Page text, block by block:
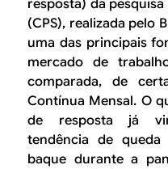
resposta) da pesquisa
(CPS), realizada pelo
uma das principais
mercado de
comparada, de
Contínua Mensal. O
de resposta já
tendência de
baque durante a